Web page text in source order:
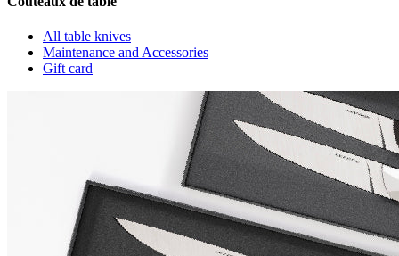
All table knives
Maintenance and Accessories
Gift card